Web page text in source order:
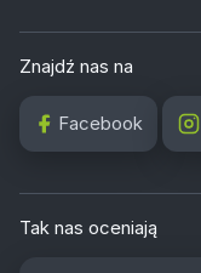
Znajdź nas na
Facebook
Tak nas oceniają